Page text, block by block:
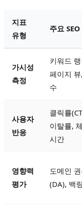
지표
유형
주요
가시성
측정
키워드
페이지
수
사용자
반응
클릭률
이탈률,
시간
영향력
평가
도메인
(DA), 백